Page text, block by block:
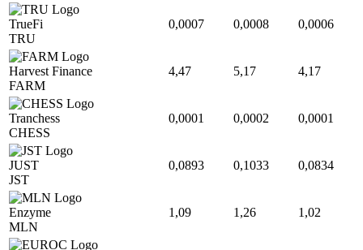
TrueFi
TRU
0,0007 0,0008 0,0006
Harvest Finance
FARM
4,47 5,17 4,17
Tranchess
CHESS
0,0001 0,0002 0,0001
JUST
JST
0,0893 0,1033 0,0834
Enzyme
MLN
1,09 1,26 1,02